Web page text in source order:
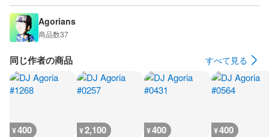
Agorians
商品数37
同じ作者の商品 すべて見る
¥400 ¥2,100 ¥400 ¥400